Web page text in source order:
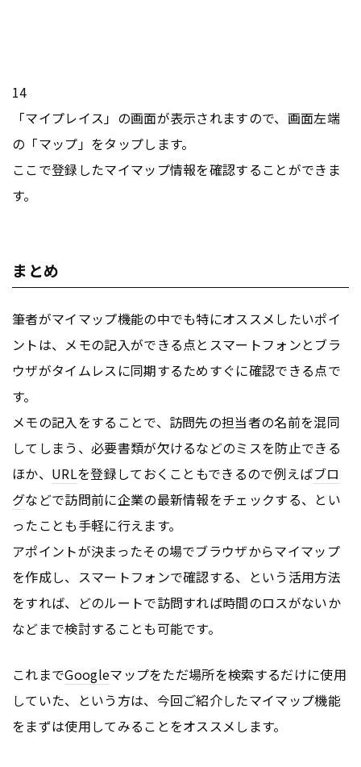
14
「マイプレイス」の画面が表示されますので、画面左端
の「マップ」をタップします。
ここで登録したマイマップ情報を確認することができま
す。
まとめ
筆者がマイマップ機能の中でも特にオススメしたいポイ
ントは、メモの記入ができる点とスマートフォンとブラ
ウザがタイムレスに同期するためすぐに確認できる点で
す。
メモの記入をすることで、訪問先の担当者の名前を混同
してしまう、必要書類が欠けるなどのミスを防止できる
ほか、 URLを登録しておくこともできるので例えばブロ
グなどで訪問前に企業の最新情報をチェックする、とい
ったことも手軽に行えます。
アポイントが決まったその場でブラウザからマイマップ
を作成し、スマートフォンで確認する、という活用方法
をすれば、どのルートで訪問すれば時間のロスがないか
などまで検討することも可能です。
これまでGoogleマップをただ場所を検索するだけに使用
していた、という方は、今回ご紹介したマイマップ機能
をまずは使用してみることをオススメします。